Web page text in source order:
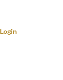
Login